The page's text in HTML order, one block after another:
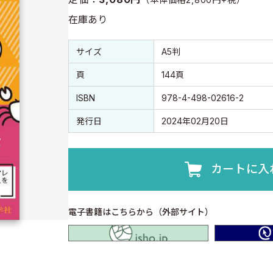
在庫あり
書誌情報
書誌情報
サイズ A5判
頁 144頁
ISBN 978-4-498-02616-2
発行日 2024年02月20日
カートに入
電子書籍はこちらから（外部サイト）